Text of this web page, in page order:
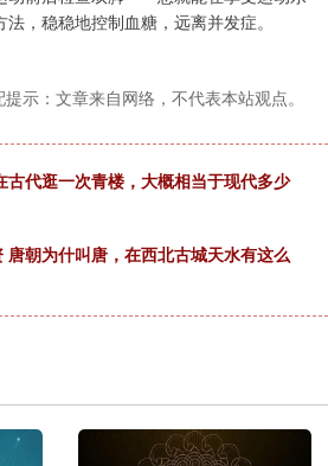
，稳稳地控制血糖，远离并发症。
示：文章来自网络，不代表本站观点。
古代逛一次青楼，大概相当于现代多少
唐朝为什叫唐，在西北古城天水有这么